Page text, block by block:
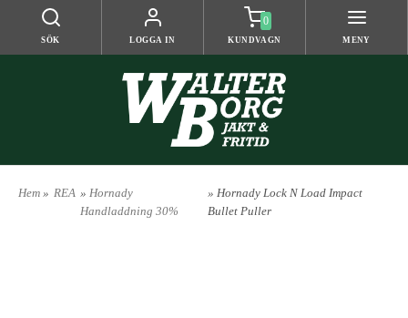
SÖK LOGGA IN
0
KUNDVAGN MENY
Hem » REA » Hornady
Handladdning 30%
» Hornady Lock N Load Impact
Bullet Puller